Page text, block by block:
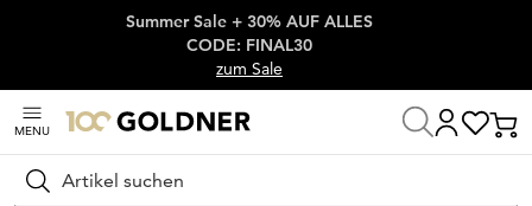
Überspringe Navigation, direkt zum Content
Summer Sale + 30% AUF ALLES
CODE: FINAL30
zum Sale
MENU
Suchen
Startseite Damenmode